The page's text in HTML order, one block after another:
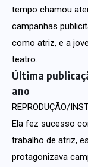
tempo chamou
campanhas
como atriz, e a
teatro.
Última
ano
REPRODUÇÃO/
Ela fez sucesso
trabalho de atriz,
protagonizava